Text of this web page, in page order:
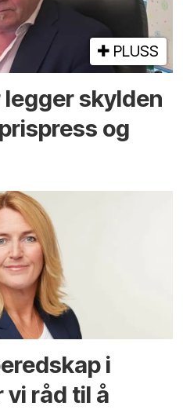
PLUSS
skylden
og
i
vi råd til å